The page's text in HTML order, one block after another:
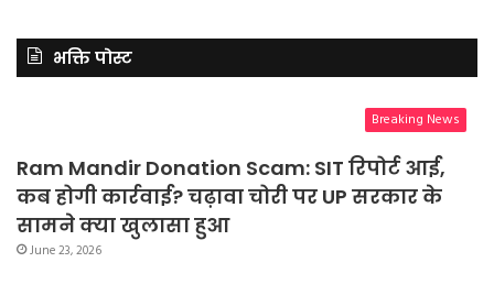
भक्ति पोस्ट
Breaking News
Ram Mandir Donation Scam: SIT रिपोर्ट आई,
कब होगी कार्रवाई? चढ़ावा चोरी पर UP सरकार के
सामने क्या खुलासा हुआ
June 23, 2026